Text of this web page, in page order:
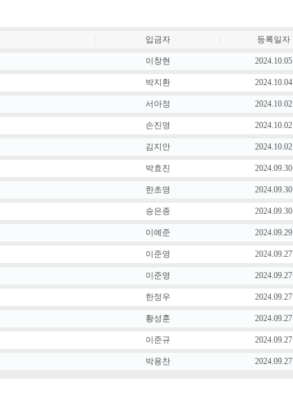
입금자 등록일자
이창현 2024.10.05
박지환 2024.10.04
서아정 2024.10.02
손진영 2024.10.02
김지안 2024.10.02
박효진 2024.09.30
한초영 2024.09.30
송은종 2024.09.30
이예준 2024.09.29
이준영 2024.09.27
이준영 2024.09.27
한정우 2024.09.27
황성훈 2024.09.27
이준규 2024.09.27
박용찬 2024.09.27